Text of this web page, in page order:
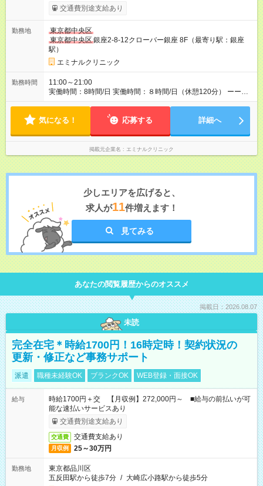
ます。 みなし残業代 46,900円／月 みなし残業時間 23時間／月
【試用期間】試用期間あり 試用期間の長さ：6ヶ月 ※ 雇用形態
採用（契約社員） 給与：月給 340,000円 ～ 340,000円 上記額に
はみなし残業代を含みます。※超過分は全額支給いたします。
みなし残業代 46,900円／月 みなし残業時間 23時間／月
交通費別途支給あり
勤務地
東京都中央区
東京都中央区銀座2-8-12クローバー銀座 8F（最寄り駅：銀座
駅）
エミナルクリニック
勤務時間
11:00～21:00
実働時間：8時間/日 実働時間：８時間/日（休憩120分） ーーー
ーーーーーーー ◆残業少なめ＆通勤も楽々◆ ーーーーーーーー
シュを避けて通勤できるため快適♪ ーーーーーーーーーー ◆夜勤
勤や当直はありません♪
気になる！ 応募する 詳細へ
掲載元企業名 エミナルクリニック
少しエリアを広げると、
求人が11件増えます！
見てみる
あなたの閲覧履歴からのオススメ
掲載日：2026.08.07
未読
完全在宅＊時給1700円！16時定時！契約状況の
更新・修正など事務サポート
派遣 職種未経験OK ブランクOK WEB登録・面接OK
給与
時給1700円＋交 【月収例】272,000円～ ■給与の前払いが可
能な速払いサービスあり
交通費別途支給あり
交通費 交通費支給あり
月収例 25～30万円
勤務地
東京都品川区
五反田駅から徒歩7分 / 大崎広小路駅から徒歩5分